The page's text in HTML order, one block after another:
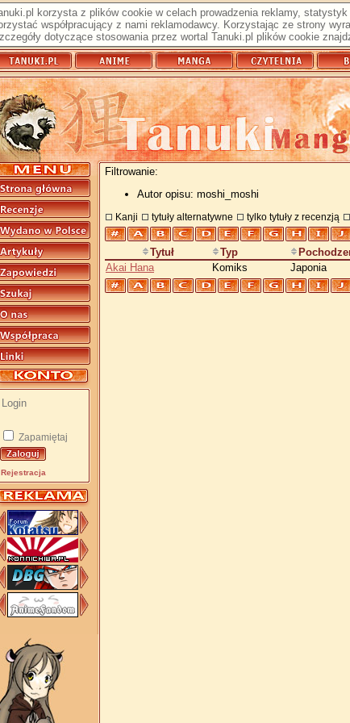
korzysta z plików cookie w celach prowadzenia reklamy,
współpracujący z nami reklamodawcy. Korzystając ze strony
dotyczące stosowania przez wortal Tanuki.pl plików cookie
Zapamiętaj
Rejestracja
Filtrowanie:
Autor opisu: moshi_moshi
Kanji tytuły alternatywne tylko tytuły z recenzją
Tytuł Typ
Akai Hana
Komiks Japonia